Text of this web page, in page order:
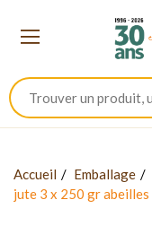
Accueil Emballage
jute 3 x 250 gr abeilles